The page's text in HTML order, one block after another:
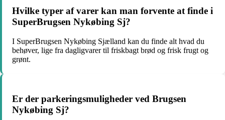
Hvilke typer af varer kan man forvente at finde i
SuperBrugsen Nykøbing Sj?
I SuperBrugsen Nykøbing Sjælland kan du finde alt hvad du
behøver, lige fra dagligvarer til friskbagt brød og frisk frugt og
grønt.
Er der parkeringsmuligheder ved Brugsen
Nykøbing Sj?